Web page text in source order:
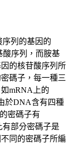
列的基因的
酸序列，而胺基
的核苷酸序列所
碼子，每一種三
mRNA上的
於DNA含有四種
密碼子有
有部分密碼子是
同的密碼子所編